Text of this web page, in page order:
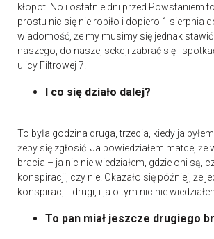
kłopot. No i ostatnie dni przed Powstaniem
prostu nic się nie robiło i dopiero 1 sierpnia
wiadomość, że my musimy się jednak stawić
naszego, do naszej sekcji zabrać się i
ulicy Filtrowej 7.
I co się działo dalej?
To była godzina druga, trzecia, kiedy ja
żeby się zgłosić. Ja powiedziałem matce, że
bracia – ja nic nie wiedziałem, gdzie oni są,
konspiracji, czy nie. Okazało się później, że
konspiracji i drugi, i ja o tym nic nie
To pan miał jeszcze drugiego